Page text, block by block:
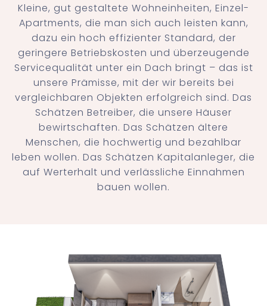
Kleine, gut gestaltete Wohneinheiten, Einzel-
Apartments, die man sich auch leisten kann,
dazu ein hoch effizienter Standard, der
geringere Betriebskosten und überzeugende
Servicequalität unter ein Dach bringt – das ist
unsere Prämisse, mit der wir bereits bei
vergleichbaren Objekten erfolgreich sind. Das
Schätzen Betreiber, die unsere Häuser
bewirtschaften. Das Schätzen ältere
Menschen, die hochwertig und bezahlbar
leben wollen. Das Schätzen Kapitalanleger, die
auf Werterhalt und verlässliche Einnahmen
bauen wollen.